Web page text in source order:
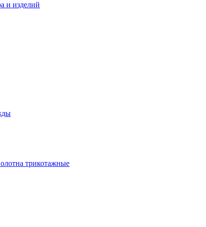
и изделий
трикотажные